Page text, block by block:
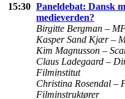
15:30 Paneldebat: Dansk
medieverden?
Birgitte Bergman –
Kasper Sand Kjær –
Kim Magnusson –
Claus Ladegaard –
Filminstitut
Christina Rosendal –
Filminstruktører